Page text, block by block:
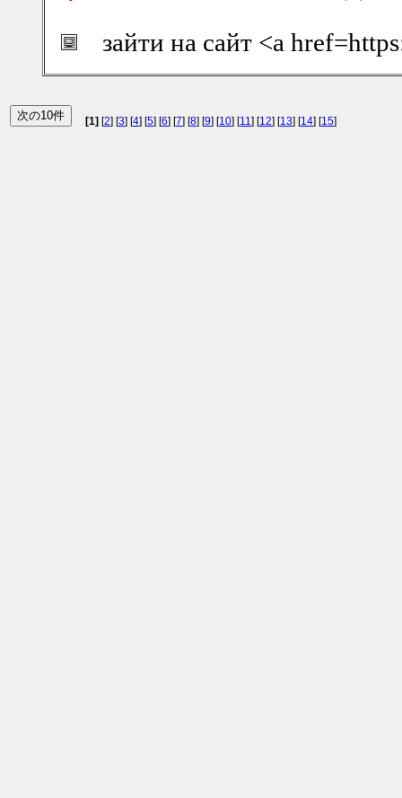
зайти на сайт <a
[1] [2] [3] [4] [5] [6] [7] [8] [9] [10] [11] [12] [13] [14] [15]